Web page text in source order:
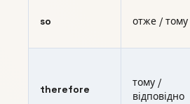
so отже / тому
therefore
тому /
відповідно